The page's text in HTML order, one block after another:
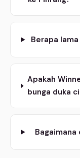
Berapa
Apakah
bunga duka
Bagaimana